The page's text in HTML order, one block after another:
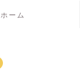
ホーム